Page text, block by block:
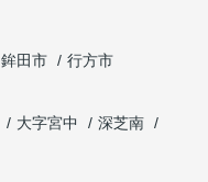
鉾田市
行方市
大字宮中
深芝南